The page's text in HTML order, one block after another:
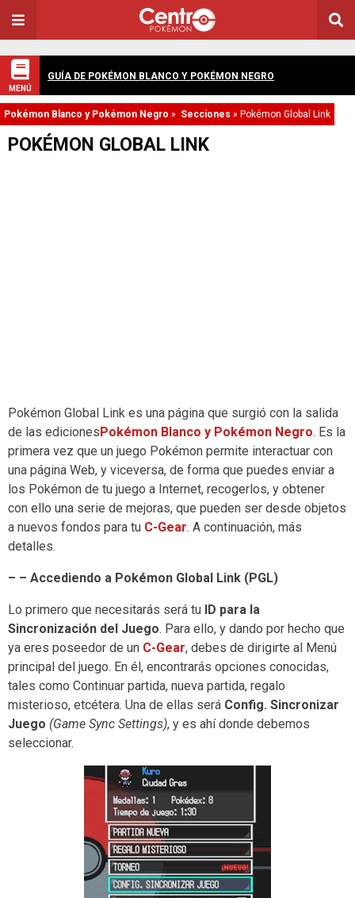
MENÚ
GUÍA DE POKÉMON BLANCO Y POKÉMON NEGRO
Pokémon Blanco y Pokémon Negro » Secciones » Pokémon Global Link
POKÉMON GLOBAL LINK
Pokémon Global Link es una página que surgió con la salida
de las edicionesPokémon Blanco y Pokémon Negro. Es la
primera vez que un juego Pokémon permite interactuar con
una página Web, y viceversa, de forma que puedes enviar a
los Pokémon de tu juego a Internet, recogerlos, y obtener
con ello una serie de mejoras, que pueden ser desde objetos
a nuevos fondos para tu C-Gear. A continuación, más
detalles.
– – Accediendo a Pokémon Global Link (PGL)
Lo primero que necesitarás será tu ID para la
Sincronización del Juego. Para ello, y dando por hecho que
ya eres poseedor de un C-Gear, debes de dirigirte al Menú
principal del juego. En él, encontrarás opciones conocidas,
tales como Continuar partida, nueva partida, regalo
misterioso, etcétera. Una de ellas será Config. Sincronizar
Juego (Game Sync Settings), y es ahí donde debemos
seleccionar.